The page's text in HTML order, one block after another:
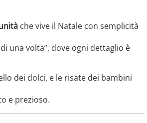
che vive il Natale con semplicità
una volta”, dove ogni dettaglio è
dei dolci, e le risate dei bambini
e prezioso.